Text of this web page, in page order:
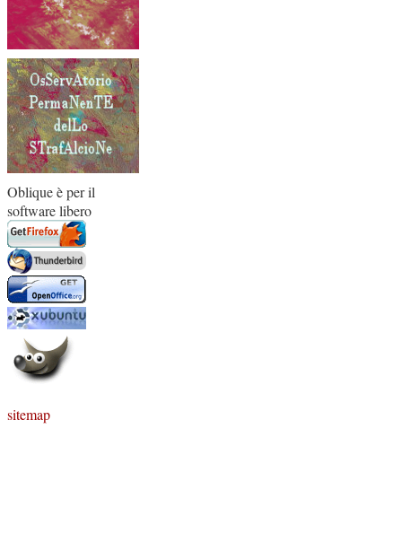
Oblique è per il
software libero
sitemap